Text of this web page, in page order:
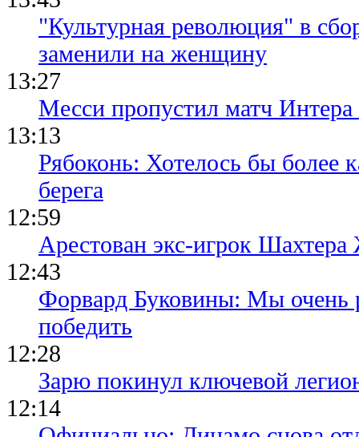
"Культурная революция" в
заменили на женщину
13:27
Месси пропустил матч
13:13
Рябоконь: Хотелось бы более
берега
12:59
Арестован экс-игрок
12:43
Форвард Буковины: Мы очень
победить
12:28
Зарю покинул ключевой
12:14